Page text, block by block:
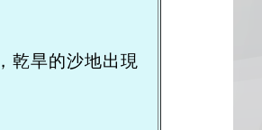
乾旱的沙地出現